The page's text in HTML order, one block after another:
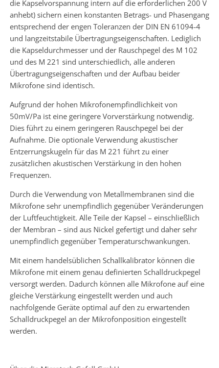
die Kapselvorspannung intern auf die erforderlichen 200 V
anhebt) sichern einen konstanten Betrags- und Phasengang
entsprechend der engen Toleranzen der DIN EN 61094-4
und langzeitstabile Übertragungseigenschaften. Lediglich
die Kapseldurchmesser und der Rauschpegel des M 102
und des M 221 sind unterschiedlich, alle anderen
Übertragungseigenschaften und der Aufbau beider
Mikrofone sind identisch.
Aufgrund der hohen Mikrofonempfindlichkeit von
50mV/Pa ist eine geringere Vorverstärkung notwendig.
Dies führt zu einem geringeren Rauschpegel bei der
Aufnahme. Die optionale Verwendung akustischer
Entzerrungskugeln für das M 221 führt zu einer
zusätzlichen akustischen Verstärkung in den hohen
Frequenzen.
Durch die Verwendung von Metallmembranen sind die
Mikrofone sehr unempfindlich gegenüber Veränderungen
der Luftfeuchtigkeit. Alle Teile der Kapsel – einschließlich
der Membran – sind aus Nickel gefertigt und daher sehr
unempfindlich gegenüber Temperaturschwankungen.
Mit einem handelsüblichen Schallkalibrator können die
Mikrofone mit einem genau definierten Schalldruckpegel
versorgt werden. Dadurch können alle Mikrofone auf eine
gleiche Verstärkung eingestellt werden und auch
nachfolgende Geräte optimal auf den zu erwartenden
Schalldruckpegel an der Mikrofonposition eingestellt
werden.